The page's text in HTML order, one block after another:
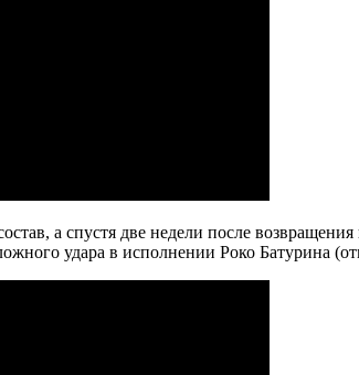
а спустя две недели после
удара в исполнении Роко Батурина